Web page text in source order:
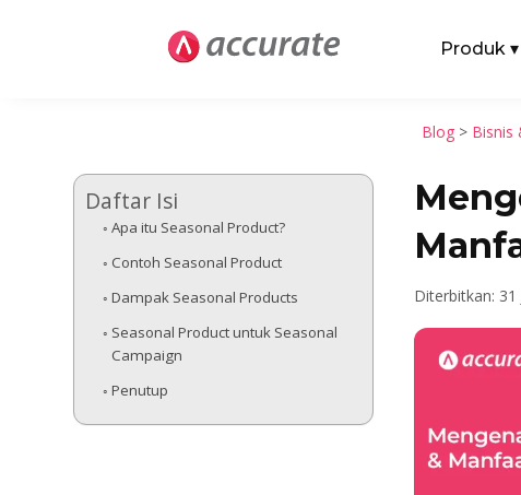
Produk ▾
Blog > Bisnis
Daftar Isi
Apa itu Seasonal Product?
Contoh Seasonal Product
Dampak Seasonal Products
Seasonal Product untuk Seasonal
Campaign
Penutup
Diterbitkan: 31